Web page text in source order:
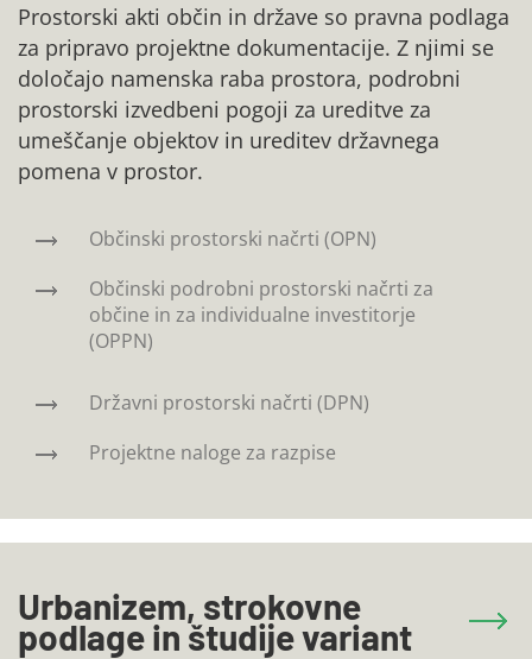
Prostorski akti občin in države so pravna podlaga
za pripravo projektne dokumentacije. Z njimi se
določajo namenska raba prostora, podrobni
prostorski izvedbeni pogoji za ureditve za
umeščanje objektov in ureditev državnega
pomena v prostor.
Občinski prostorski načrti (OPN)
Občinski podrobni prostorski načrti za
občine in za individualne investitorje
(OPPN)
Državni prostorski načrti (DPN)
Projektne naloge za razpise
Urbanizem, strokovne
podlage in študije variant